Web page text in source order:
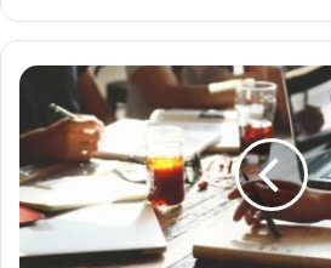
Cómo
profesionales
marketing
lideran
la
transformación